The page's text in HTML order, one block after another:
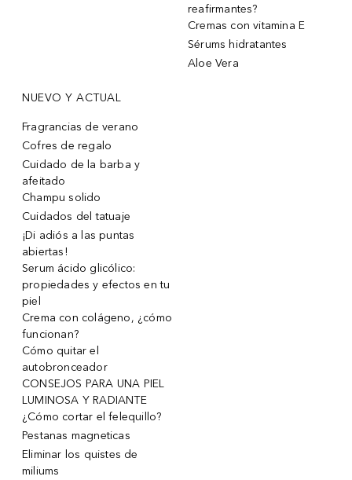
reafirmantes?
Cremas con vitamina E
Sérums hidratantes
Aloe Vera
NUEVO Y ACTUAL
Fragrancias de verano
Cofres de regalo
Cuidado de la barba y
afeitado
Champu solido
Cuidados del tatuaje
¡Di adiós a las puntas
abiertas!
Serum ácido glicólico:
propiedades y efectos en tu
piel
Crema con colágeno, ¿cómo
funcionan?
Cómo quitar el
autobronceador
CONSEJOS PARA UNA PIEL
LUMINOSA Y RADIANTE
¿Cómo cortar el felequillo?
Pestanas magneticas
Eliminar los quistes de
miliums